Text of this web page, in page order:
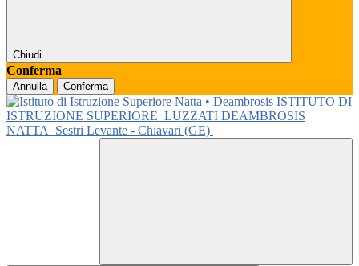
Chiudi
Conferma
Annulla Conferma
ISTITUTO DI
ISTRUZIONE SUPERIORE LUZZATI DEAMBROSIS
NATTA
Sestri Levante - Chiavari (GE)